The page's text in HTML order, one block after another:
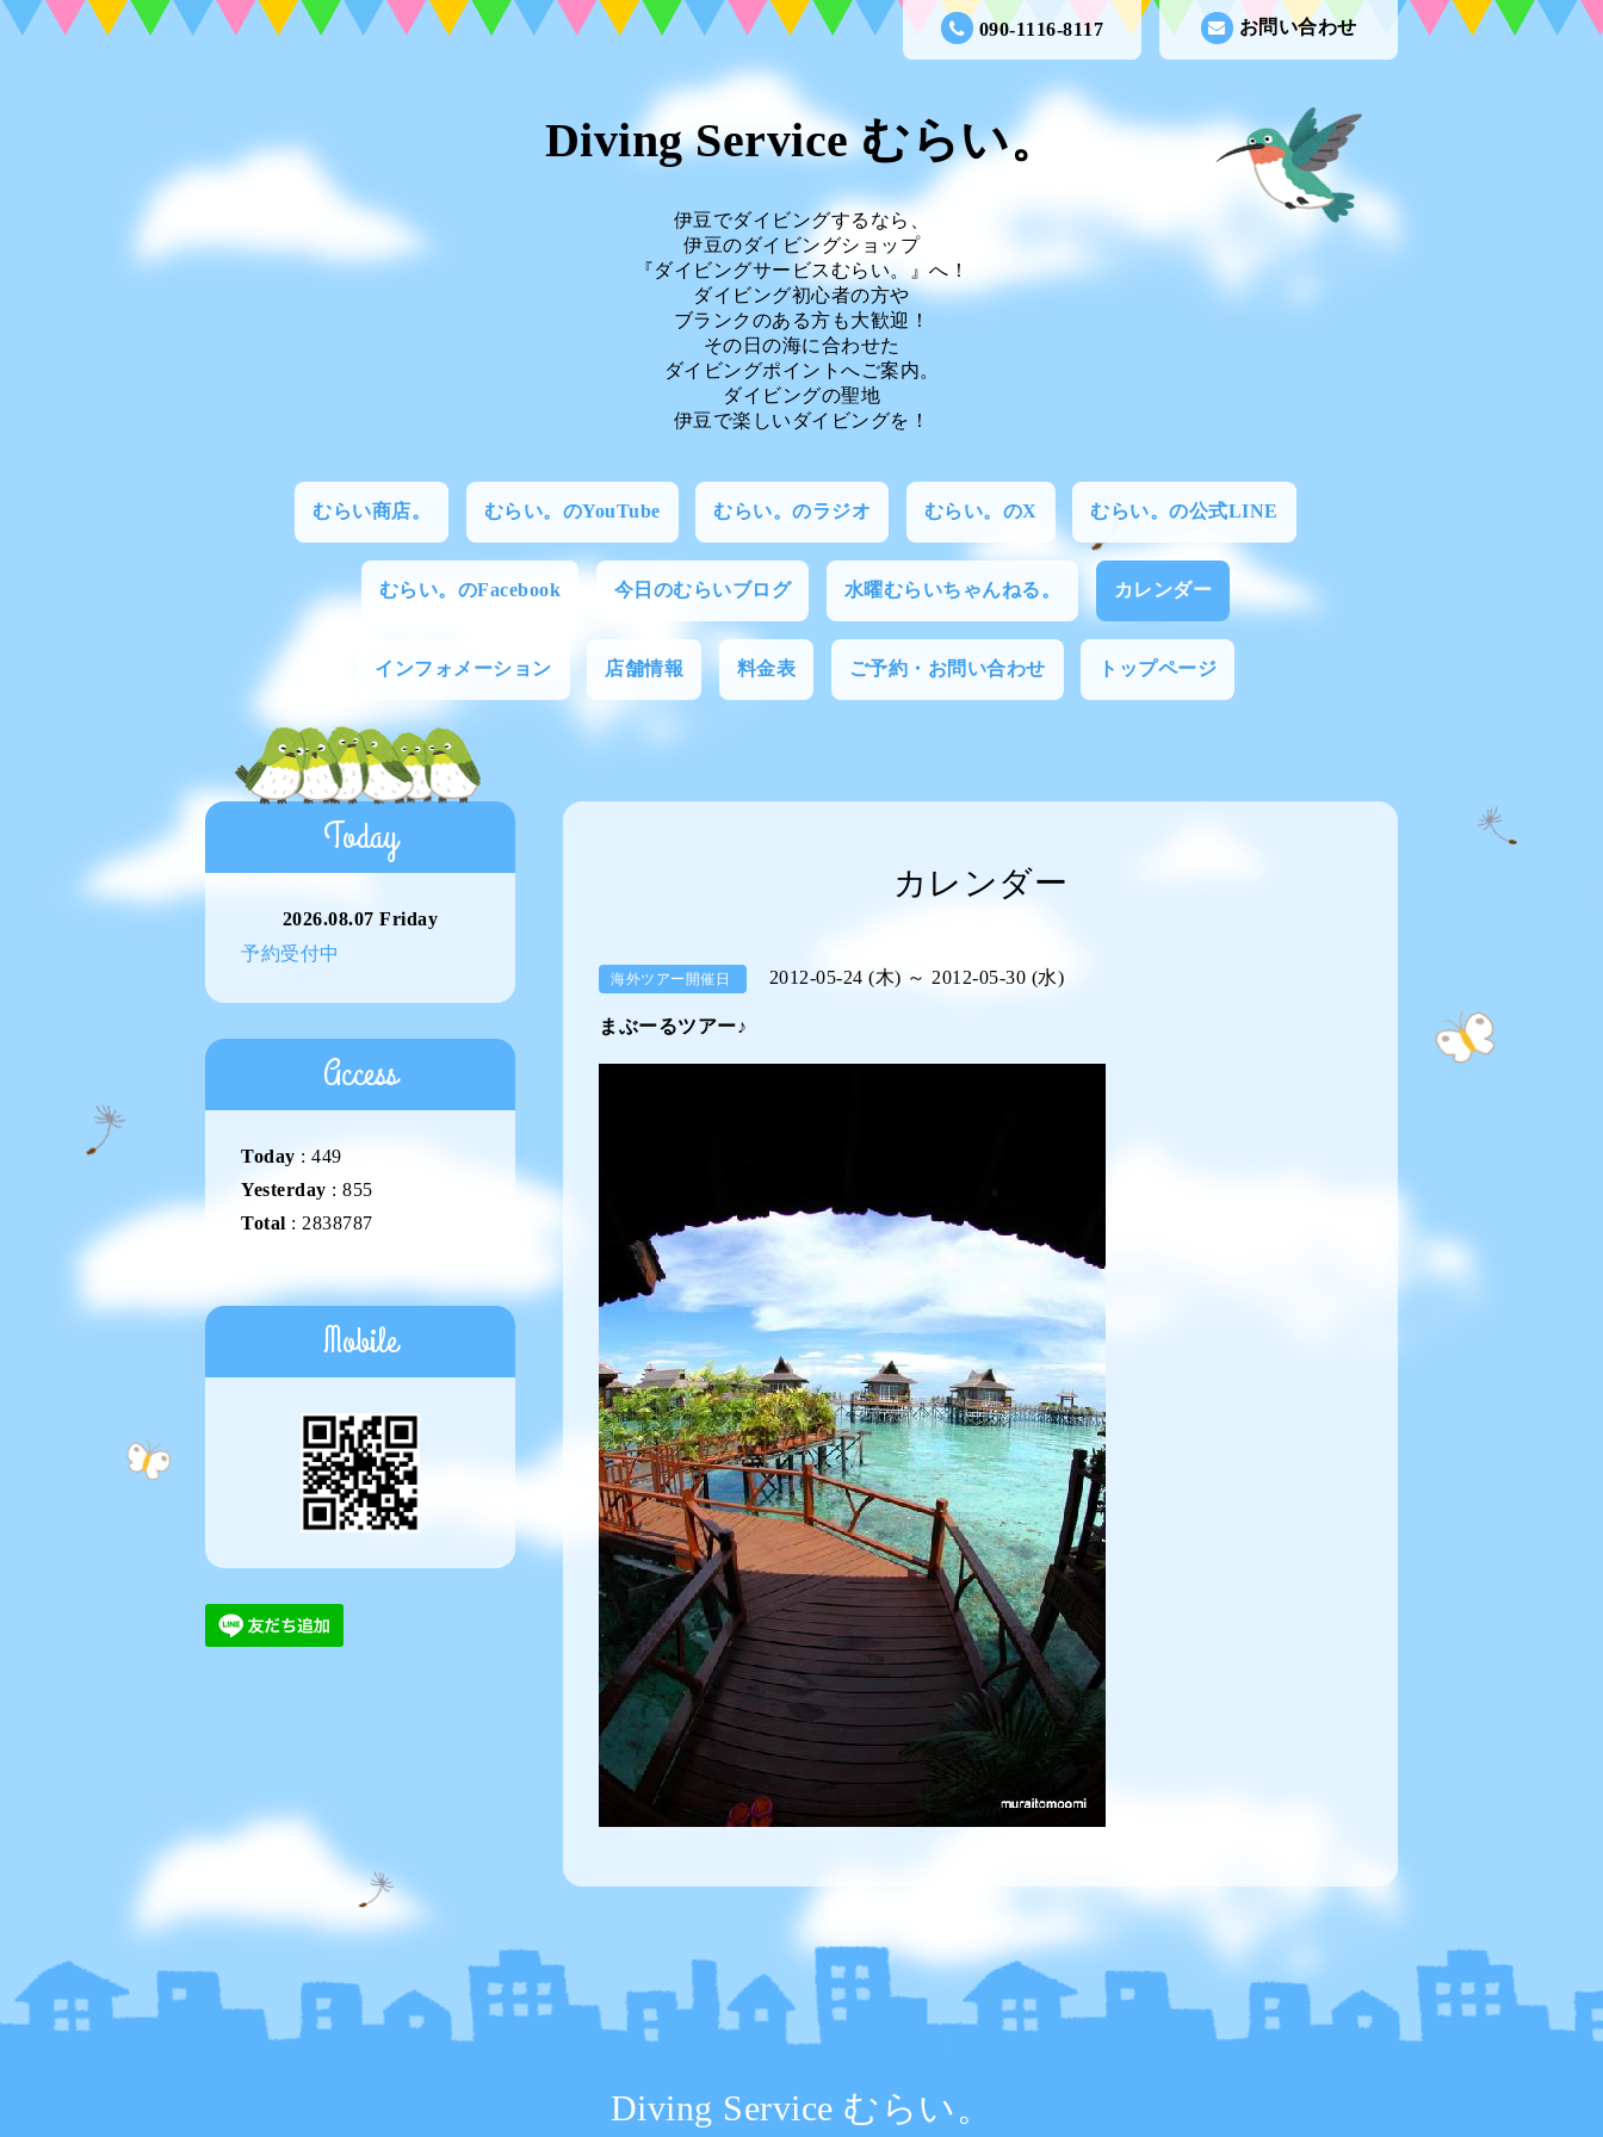
お問い合わせ
090-1116-8117
Diving Service むらい。
伊豆でダイビングするなら、
伊豆のダイビングショップ
『ダイビングサービスむらい。』へ！
ダイビング初心者の方や
ブランクのある方も大歓迎！
その日の海に合わせた
ダイビングポイントへご案内。
ダイビングの聖地
伊豆で楽しいダイビングを！
むらい商店。 むらい。のYouTube むらい。のラジオ むらい。のX むらい。の公式LINE
むらい。のFacebook 今日のむらいブログ 水曜むらいちゃんねる。 カレンダー
インフォメーション 店舗情報 料金表 ご予約・お問い合わせ トップページ
カレンダー
海外ツアー開催日 2012-05-24 (木) ～ 2012-05-30 (水)
まぶーるツアー♪
Today
2026.08.07 Friday
予約受付中
Access
Today : 449
Yesterday : 855
Total : 2838787
Mobile
Diving Service むらい。